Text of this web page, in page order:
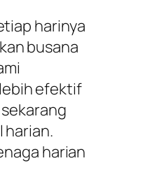
harinya
busana
efektif
harian.
harian